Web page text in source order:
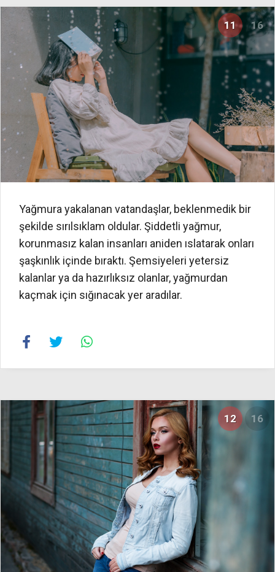
11 16
Yağmura yakalanan vatandaşlar, beklenmedik bir
şekilde sırılsıklam oldular. Şiddetli yağmur,
korunmasız kalan insanları aniden ıslatarak onları
şaşkınlık içinde bıraktı. Şemsiyeleri yetersiz
kalanlar ya da hazırlıksız olanlar, yağmurdan
kaçmak için sığınacak yer aradılar.
12 16